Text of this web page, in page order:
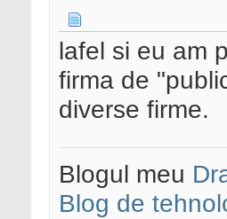
lafel si eu am
firma de
diverse firme.
Blogul meu
Blog de